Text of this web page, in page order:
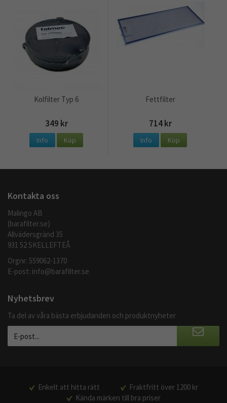
Kolfilter Typ 6
349 kr
Info Köp
Fettfilter
714 kr
Info Köp
Kontakta oss
Malingo AB
(barafilter.se)
Allvädersgränd 35
931 52 SKELLEFTEÅ
Orgnr: 559062-1370
E-post: info@barafilter.se
Nyhetsbrev
Ta del av våra bästa erbjudanden och produktnyheter
Enkelt att hitta rätt
Fraktfritt över 1200 kr
Kända märken till bra priser